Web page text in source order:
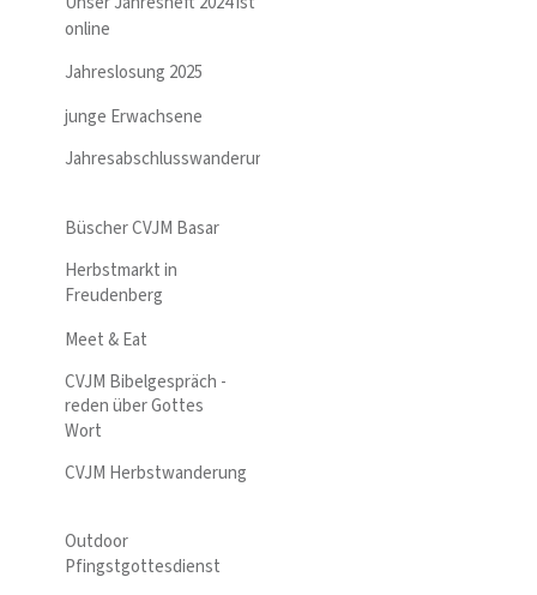
online
Jahreslosung 2025
junge Erwachsene
Jahresabschlusswanderung
Büscher CVJM Basar
Herbstmarkt in
Freudenberg
Meet & Eat
CVJM Bibelgespräch -
reden über Gottes
Wort
CVJM Herbstwanderung
Outdoor
Pfingstgottesdienst